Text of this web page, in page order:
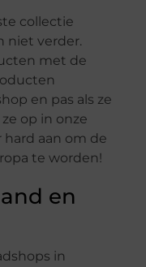
collectie
niet verder.
met de
en pas als ze
op in onze
hard aan om de
te worden!
en
in